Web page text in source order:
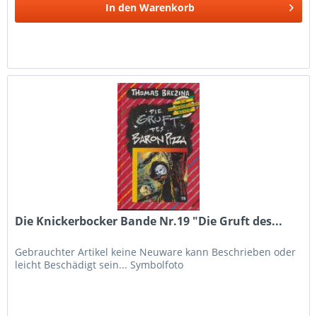
In den Warenkorb
Die Knickerbocker Bande Nr.19 "Die Gruft des...
Gebrauchter Artikel keine Neuware kann Beschrieben oder
leicht Beschädigt sein... Symbolfoto